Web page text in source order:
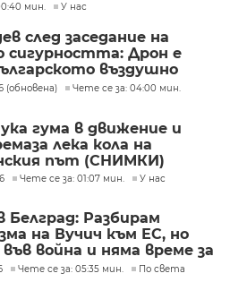
мин. У нас
след заседание на
сигурността: Дрон е
въздушно
(обновена)
Чете се за: 04:00 мин.
гума в движение и
лека кола на
път (СНИМКИ)
Чете се за: 01:07 мин. У нас
Белград: Разбирам
на Вучич към ЕС, но
война и няма време за
Чете се за: 05:35 мин. По света